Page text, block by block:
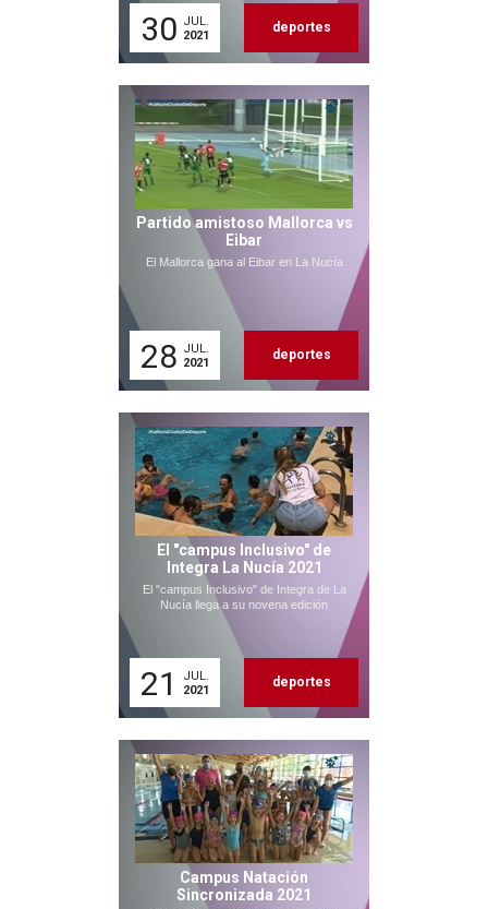
30 JUL.
2021
deportes
Partido amistoso Mallorca vs
Eibar
El Mallorca gana al Eibar en La Nucía
28 JUL.
2021
deportes
El "campus Inclusivo" de
Integra La Nucía 2021
El "campus Inclusivo" de Integra de La
Nucía llega a su novena edición
21
JUL.
2021
deportes
Campus Natación
Sincronizada 2021